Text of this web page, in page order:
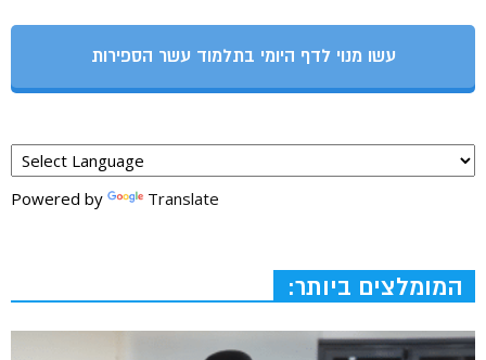
עשו מנוי לדף היומי בתלמוד עשר הספירות
Powered by Translate
המומלצים ביותר: